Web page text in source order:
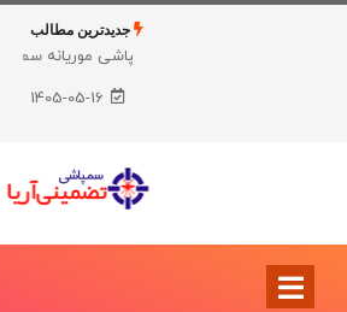
جدیدترین مطالب
سمپاشی موریانه سمپاشی ساس
1405-05-16